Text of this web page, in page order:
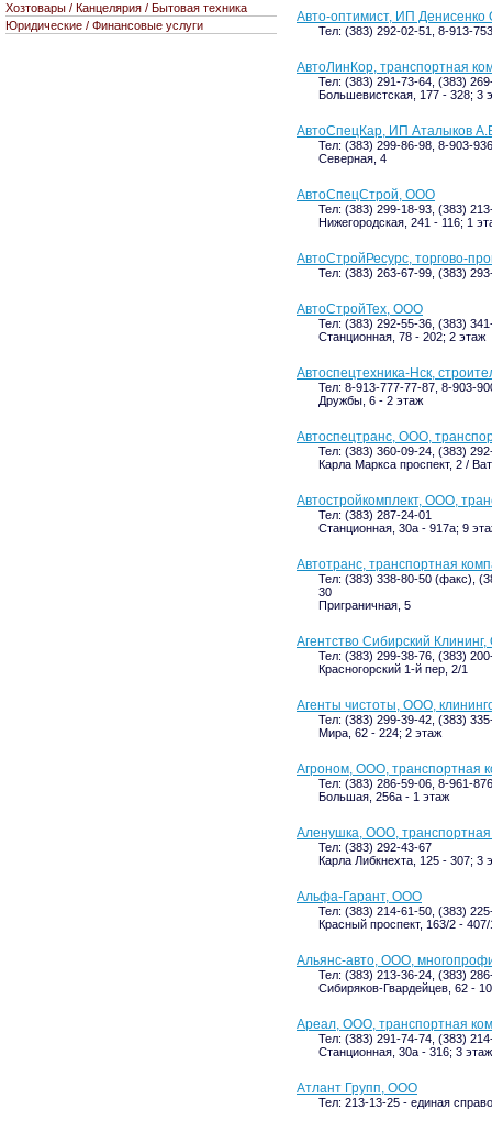
Авто-оптимист, ИП Денисенко
Тел: (383) 292-02-51, 8-913-
АвтоЛинКор, транспортная
Тел: (383) 291-73-64, (383)
Большевистская, 177 - 328; 3
АвтоСпецКар, ИП Аталыков
Тел: (383) 299-86-98, 8-903-
Северная, 4
АвтоСпецСтрой, ООО
Тел: (383) 299-18-93, (383)
Нижегородская, 241 - 116; 1
АвтоСтройРесурс, торгово-
Тел: (383) 263-67-99, (383)
АвтоСтройТех, ООО
Тел: (383) 292-55-36, (383)
Станционная, 78 - 202; 2 этаж
Автоспецтехника-Нск,
Тел: 8-913-777-77-87, 8-903-
Дружбы, 6 - 2 этаж
Автоспецтранс, ООО,
Тел: (383) 360-09-24, (383)
Карла Маркса проспект, 2 /
Автостройкомплект, ООО,
Тел: (383) 287-24-01
Станционная, 30а - 917а; 9
Автотранс, транспортная
Тел: (383) 338-80-50 (факс),
30
Приграничная, 5
Агентство Сибирский
Тел: (383) 299-38-76, (383)
Красногорский 1-й пер, 2/1
Агенты чистоты, ООО,
Тел: (383) 299-39-42, (383)
Мира, 62 - 224; 2 этаж
Агроном, ООО, транспортная
Тел: (383) 286-59-06, 8-961-
Большая, 256а - 1 этаж
Аленушка, ООО,
Тел: (383) 292-43-67
Карла Либкнехта, 125 - 307; 3
Альфа-Гарант, ООО
Тел: (383) 214-61-50, (383)
Красный проспект, 163/2 -
Альянс-авто, ООО,
Тел: (383) 213-36-24, (383)
Сибиряков-Гвардейцев, 62 -
Ареал, ООО, транспортная
Тел: (383) 291-74-74, (383)
Станционная, 30а - 316; 3 этаж
Атлант Групп, ООО
Тел: 213-13-25 - единая
Хозтовары / Канцелярия / Бытовая техника
Юридические / Финансовые услуги